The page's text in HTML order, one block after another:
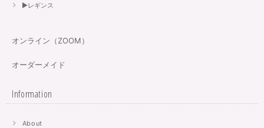
▶︎レギンス
オンライン（ZOOM）
オーダーメイド
Information
About